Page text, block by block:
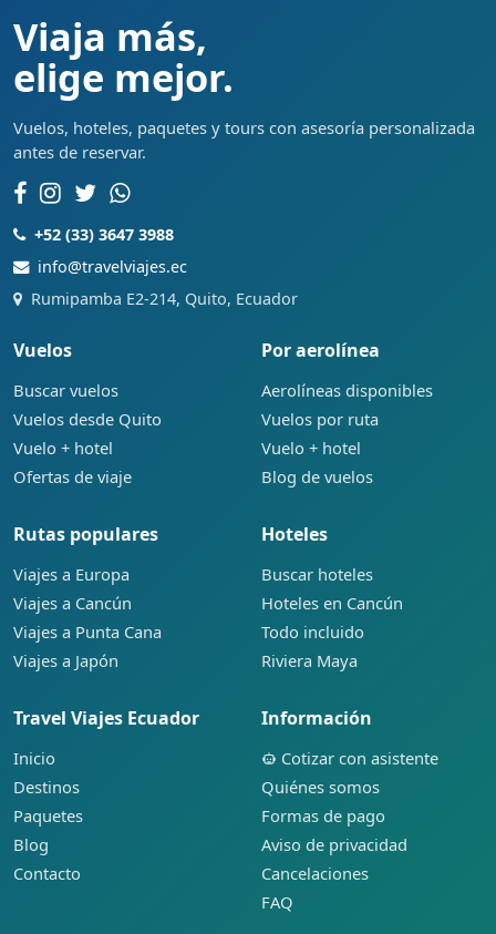
Viaja más,
elige mejor.
Vuelos, hoteles, paquetes y tours con asesoría personalizada
antes de reservar.
+52 (33) 3647 3988
info@travelviajes.ec
Rumipamba E2-214, Quito, Ecuador
Vuelos
Buscar vuelos
Vuelos desde Quito
Vuelo + hotel
Ofertas de viaje
Por aerolínea
Aerolíneas disponibles
Vuelos por ruta
Vuelo + hotel
Blog de vuelos
Rutas populares
Viajes a Europa
Viajes a Cancún
Viajes a Punta Cana
Viajes a Japón
Hoteles
Buscar hoteles
Hoteles en Cancún
Todo incluido
Riviera Maya
Travel Viajes Ecuador
Inicio
Destinos
Paquetes
Blog
Contacto
Información
Cotizar con asistente
Quiénes somos
Formas de pago
Aviso de privacidad
Cancelaciones
FAQ